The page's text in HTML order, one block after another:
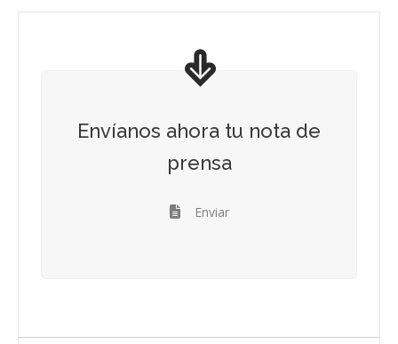
Envíanos ahora tu nota de
prensa
Enviar